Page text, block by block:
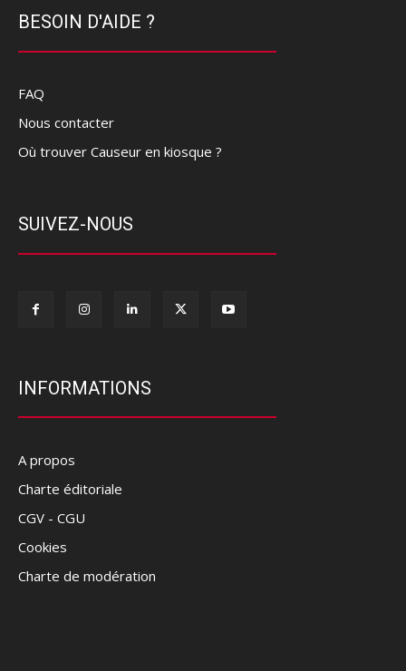
BESOIN D'AIDE ?
FAQ
Nous contacter
Où trouver Causeur en kiosque ?
SUIVEZ-NOUS
INFORMATIONS
A propos
Charte éditoriale
CGV - CGU
Cookies
Charte de modération